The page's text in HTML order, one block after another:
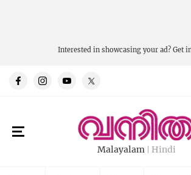
Interested in showcasing your ad? Get
Malayalam Hindi